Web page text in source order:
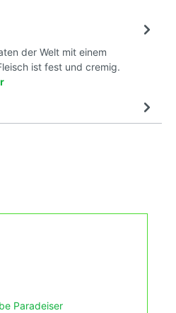
der Welt mit einem
ist fest und cremig.